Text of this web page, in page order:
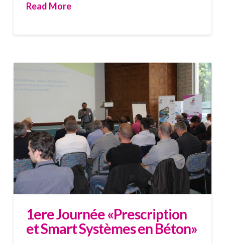
Read More
1ere Journée «Prescription
et Smart Systèmes en Béton»